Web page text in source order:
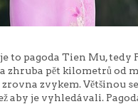
to pagoda Tien Mu, tedy
pět kilometrů od
zvykem. Většinou
je vyhledávali.